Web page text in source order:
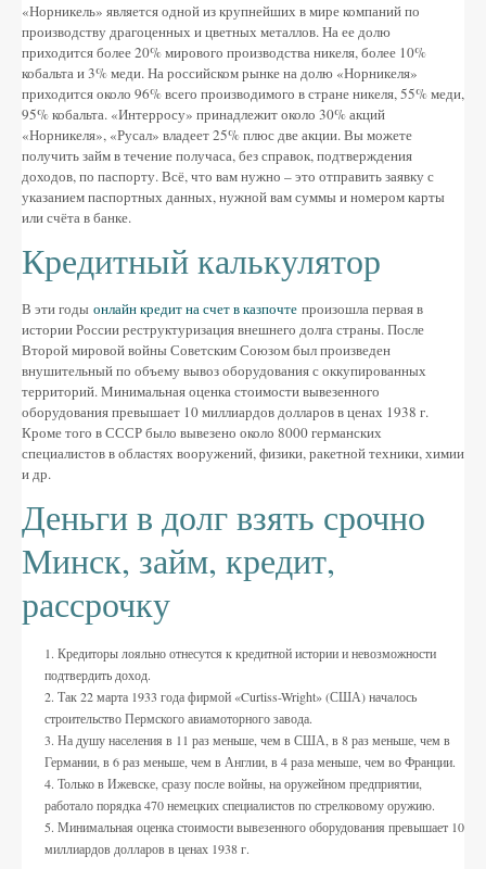
«Норникель» является одной из крупнейших в мире компаний по
производству драгоценных и цветных металлов. На ее долю
приходится более 20% мирового производства никеля, более 10%
кобальта и 3% меди. На российском рынке на долю «Норникеля»
приходится около 96% всего производимого в стране никеля, 55% меди,
95% кобальта. «Интерросу» принадлежит около 30% акций
«Норникеля», «Русал» владеет 25% плюс две акции. Вы можете
получить займ в течение получаса, без справок, подтверждения
доходов, по паспорту. Всё, что вам нужно – это отправить заявку с
указанием паспортных данных, нужной вам суммы и номером карты
или счёта в банке.
Кредитный калькулятор
В эти годы онлайн кредит на счет в казпочте произошла первая в
истории России реструктуризация внешнего долга страны. После
Второй мировой войны Советским Союзом был произведен
внушительный по объему вывоз оборудования с оккупированных
территорий. Минимальная оценка стоимости вывезенного
оборудования превышает 10 миллиардов долларов в ценах 1938 г.
Кроме того в СССР было вывезено около 8000 германских
специалистов в областях вооружений, физики, ракетной техники, химии
и др.
Деньги в долг взять срочно
Минск, займ, кредит,
рассрочку
Кредиторы лояльно отнесутся к кредитной истории и невозможности
подтвердить доход.
Так 22 марта 1933 года фирмой «Curtiss-Wright» (США) началось
строительство Пермского авиамоторного завода.
На душу населения в 11 раз меньше, чем в США, в 8 раз меньше, чем в
Германии, в 6 раз меньше, чем в Англии, в 4 раза меньше, чем во Франции.
Только в Ижевске, сразу после войны, на оружейном предприятии,
работало порядка 470 немецких специалистов по стрелковому оружию.
Минимальная оценка стоимости вывезенного оборудования превышает 10
миллиардов долларов в ценах 1938 г.